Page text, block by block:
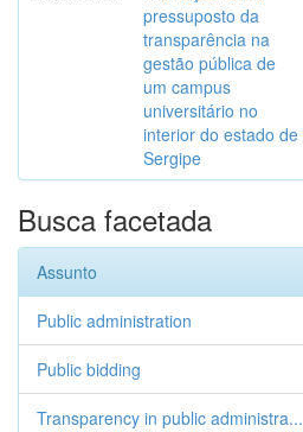
pressuposto da
transparência na
gestão pública de
um campus
universitário no
interior do estado de
Sergipe
Busca facetada
Assunto
Public administration
Public bidding
Transparency in public administra...